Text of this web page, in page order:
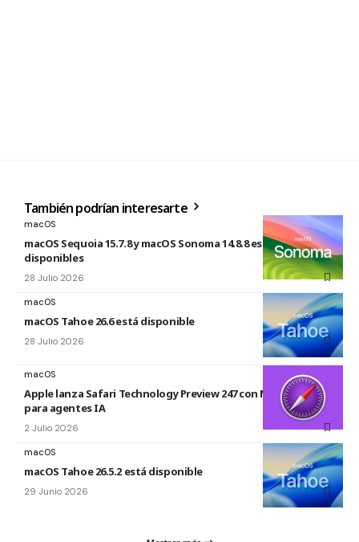
También podrían interesarte
macOS
macOS Sequoia 15.7.8 y macOS Sonoma 14.8.8 están
disponibles
28 Julio 2026
macOS
macOS Tahoe 26.6 está disponible
28 Julio 2026
macOS
Apple lanza Safari Technology Preview 247 con MCP Server
para agentes IA
2 Julio 2026
macOS
macOS Tahoe 26.5.2 está disponible
29 Junio 2026